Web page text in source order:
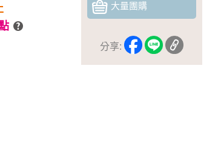
大量團購
分享: